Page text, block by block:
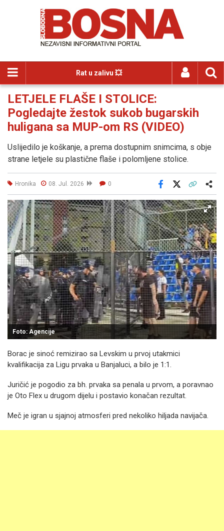
Rat u zalivu 💥
LETJELE FLAŠE I STOLICE:
Pogledajte žestok sukob bugarskih
huligana sa MUP-om RS (VIDEO)
Uslijedilo je koškanje, a prema dostupnim snimcima, s obje
strane letjele su plastične flaše i polomljene stolice.
Hronika 08. Jul. 2026 0
Facebook
Foto: Agencije
Borac je sinoć remizirao sa Levskim u prvoj utakmici
kvalifikacija za Ligu prvaka u Banjaluci, a bilo je 1:1.
Juričić je pogodio za bh. prvaka sa penala u prvom, a poravnao
je Oto Flex u drugom dijelu i postavio konačan rezultat.
Meč je igran u sjajnoj atmosferi pred nekoliko hiljada navijača.